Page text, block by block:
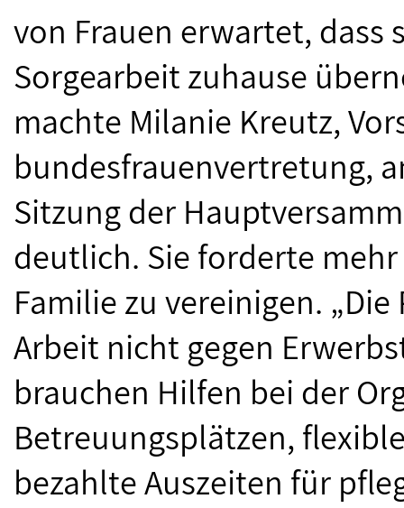
von Frauen erwartet, dass
Sorgearbeit zuhause
machte Milanie Kreutz,
bundesfrauenvertretung,
Sitzung der
deutlich. Sie forderte
Familie zu vereinigen.
Arbeit nicht gegen
brauchen Hilfen bei der
Betreuungsplätzen,
bezahlte Auszeiten für